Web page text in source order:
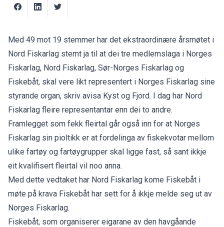
Med 49 mot 19 stemmer har det ekstraordinære årsmøtet i
Nord Fiskarlag stemt ja til at dei tre medlemslaga i Norges
Fiskarlag, Nord Fiskarlag, Sør-Norges Fiskarlag og
Fiskebåt, skal vere likt representert i Norges Fiskarlag sine
styrande organ, skriv avisa Kyst og Fjord. I dag har Nord
Fiskarlag fleire representantar enn dei to andre.
Framlegget som fekk fleirtal går også inn for at Norges
Fiskarlag sin pioltikk er at fordelinga av fiskekvotar mellom
ulike fartøy og fartøygrupper skal ligge fast, så sant ikkje
eit kvalifisert fleirtal vil noo anna.
Med dette vedtaket har Nord Fiskarlag kome Fiskebåt i
møte på krava Fiskebåt har sett for å ikkje melde seg ut av
Norges Fiskarlag.
Fiskebåt, som organiserer eigarane av den havgåande